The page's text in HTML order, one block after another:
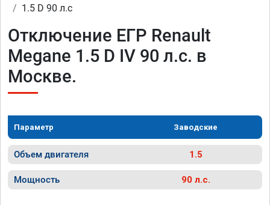
1.5 D 90 л.с
Отключение ЕГР Renault
Megane 1.5 D IV 90 л.с. в
Москве.
Параметр Заводские
Объем двигателя 1.5
Мощность 90 л.с.